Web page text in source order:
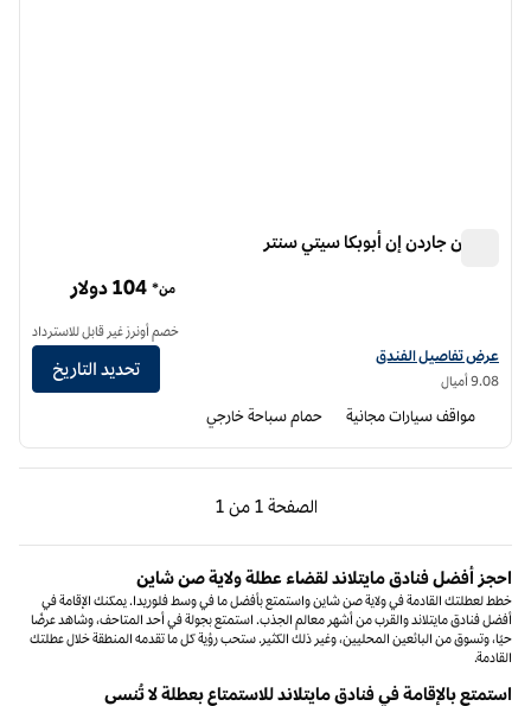
هيلتون جاردن إن أبوبكا سيتي سنتر
عرض تفاصيل الفندق لفندق فنادق هيلتون جاردن إن أبوكا سيتي سنتر
عرض تفاصيل الفندق
9.08 أميال
من* 104 دولار
خصم أونرز غير قابل للاسترداد
تحديد التاريخ
مواقف سيارات مجانية حمام سباحة خارجي
الصفحة 1 من 1
الصفحة السابقة، 1 من 1
الصفحة 1 من 1
احجز أفضل فنادق مايتلاند لقضاء عطلة ولاية صن شاين
خطط لعطلتك القادمة في ولاية صن شاين واستمتع بأفضل ما في وسط فلوريدا. يمكنك الإقامة في
أفضل فنادق مايتلاند والقرب من أشهر معالم الجذب. استمتع بجولة في أحد المتاحف، وشاهد عرضًا
حيًا، وتسوق من البائعين المحليين، وغير ذلك الكثير. ستحب رؤية كل ما تقدمه المنطقة خلال عطلتك
القادمة.
استمتع بالإقامة في فنادق مايتلاند للاستمتاع بعطلة لا تُنسى